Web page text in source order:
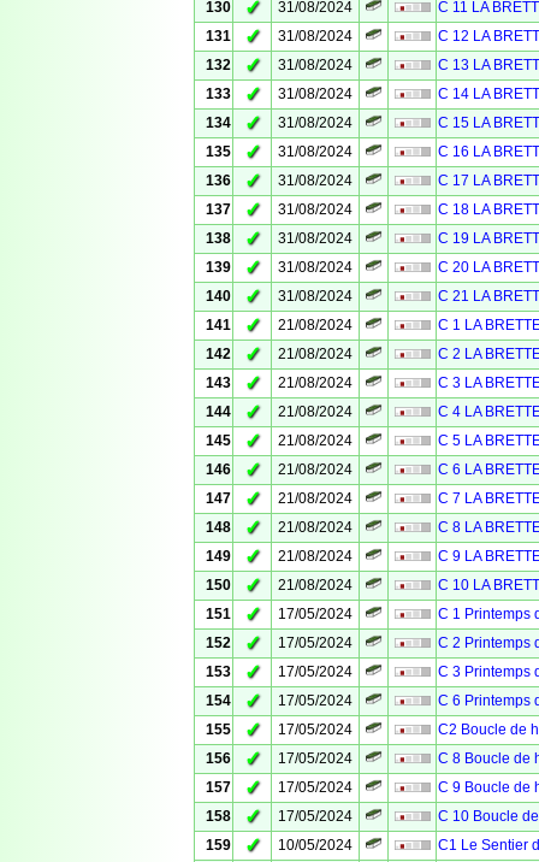
130 ✓ 31/08/2024
C 11 LA
131
✓ 31/08/2024
C 12 LA
132
✓ 31/08/2024
C 13 LA
133
✓ 31/08/2024
C 14 LA
134
✓ 31/08/2024
C 15 LA
135
✓ 31/08/2024
C 16 LA
136
✓ 31/08/2024
C 17 LA
137
✓ 31/08/2024
C 18 LA
138
✓ 31/08/2024
C 19 LA
139
✓ 31/08/2024
C 20 LA
140
✓ 31/08/2024
C 21 LA
141
✓ 21/08/2024
C 1 LA
142
✓ 21/08/2024
C 2 LA
143
✓ 21/08/2024
C 3 LA
144
✓ 21/08/2024
C 4 LA
145
✓ 21/08/2024
C 5 LA
146
✓ 21/08/2024
C 6 LA
147
✓ 21/08/2024
C 7 LA
148
✓ 21/08/2024
C 8 LA
149
✓ 21/08/2024
C 9 LA
150
✓ 21/08/2024
C 10 LA
151
✓ 17/05/2024
C 1 Printemps
152
✓ 17/05/2024
C 2 Printemps
153
✓ 17/05/2024
C 3 Printemps
154
✓ 17/05/2024
C 6 Printemps
155
✓ 17/05/2024
C2 Boucle de
156
✓ 17/05/2024
C 8 Boucle de
157
✓ 17/05/2024
C 9 Boucle de
158
✓ 17/05/2024
C 10 Boucle
159
✓ 10/05/2024
C1 Le Sentier